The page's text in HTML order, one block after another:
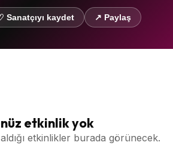
Sanatçıyı kaydet ↗ Paylaş
etkinlik yok
etkinlikler burada görünecek.